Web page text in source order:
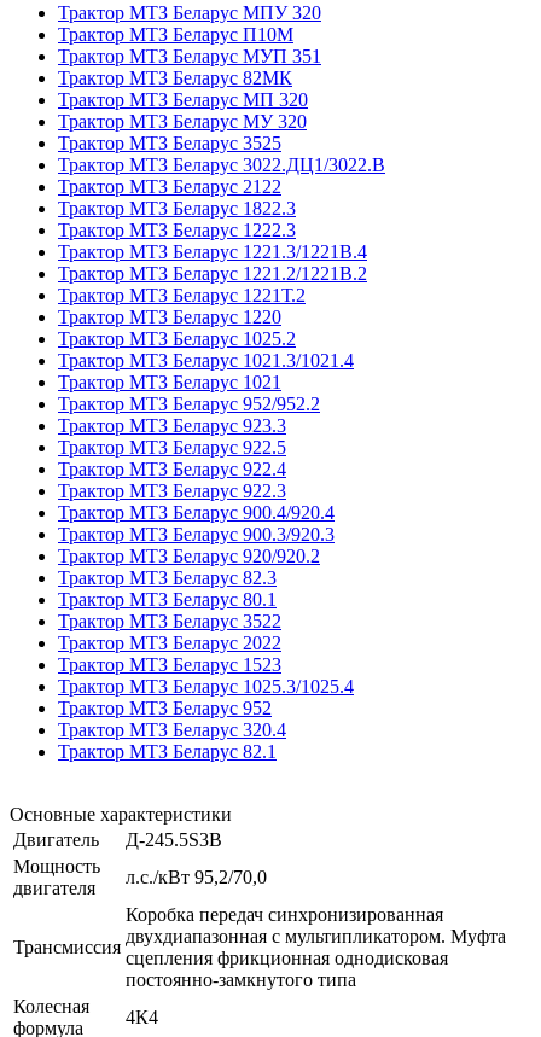
Трактор МТЗ Беларус МПУ 320
Трактор МТЗ Беларус П10М
Трактор МТЗ Беларус МУП 351
Трактор МТЗ Беларус 82МК
Трактор МТЗ Беларус МП 320
Трактор МТЗ Беларус МУ 320
Трактор МТЗ Беларус 3525
Трактор МТЗ Беларус 3022.ДЦ1/3022.В
Трактор МТЗ Беларус 2122
Трактор МТЗ Беларус 1822.3
Трактор МТЗ Беларус 1222.3
Трактор МТЗ Беларус 1221.3/1221В.4
Трактор МТЗ Беларус 1221.2/1221В.2
Трактор МТЗ Беларус 1221Т.2
Трактор МТЗ Беларус 1220
Трактор МТЗ Беларус 1025.2
Трактор МТЗ Беларус 1021.3/1021.4
Трактор МТЗ Беларус 1021
Трактор МТЗ Беларус 952/952.2
Трактор МТЗ Беларус 923.3
Трактор МТЗ Беларус 922.5
Трактор МТЗ Беларус 922.4
Трактор МТЗ Беларус 922.3
Трактор МТЗ Беларус 900.4/920.4
Трактор МТЗ Беларус 900.3/920.3
Трактор МТЗ Беларус 920/920.2
Трактор МТЗ Беларус 82.3
Трактор МТЗ Беларус 80.1
Трактор МТЗ Беларус 3522
Трактор МТЗ Беларус 2022
Трактор МТЗ Беларус 1523
Трактор МТЗ Беларус 1025.3/1025.4
Трактор МТЗ Беларус 952
Трактор МТЗ Беларус 320.4
Трактор МТЗ Беларус 82.1
Основные характеристики
Двигатель
Д-245.5S3B
Мощность
двигателя
л.с./кВт 95,2/70,0
Трансмиссия
Коробка передач синхронизированная
двухдиапазонная с мультипликатором. Муфта
сцепления фрикционная однодисковая
постоянно-замкнутого типа
Колесная
формула
4К4